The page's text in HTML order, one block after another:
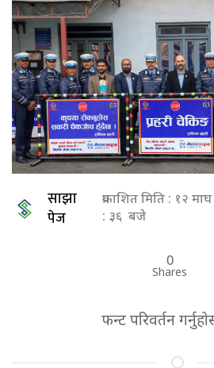
साझा
पेज
प्रकाशित मिति : १२
: ३६ बजे
0
Shares
फन्ट परिवर्तन